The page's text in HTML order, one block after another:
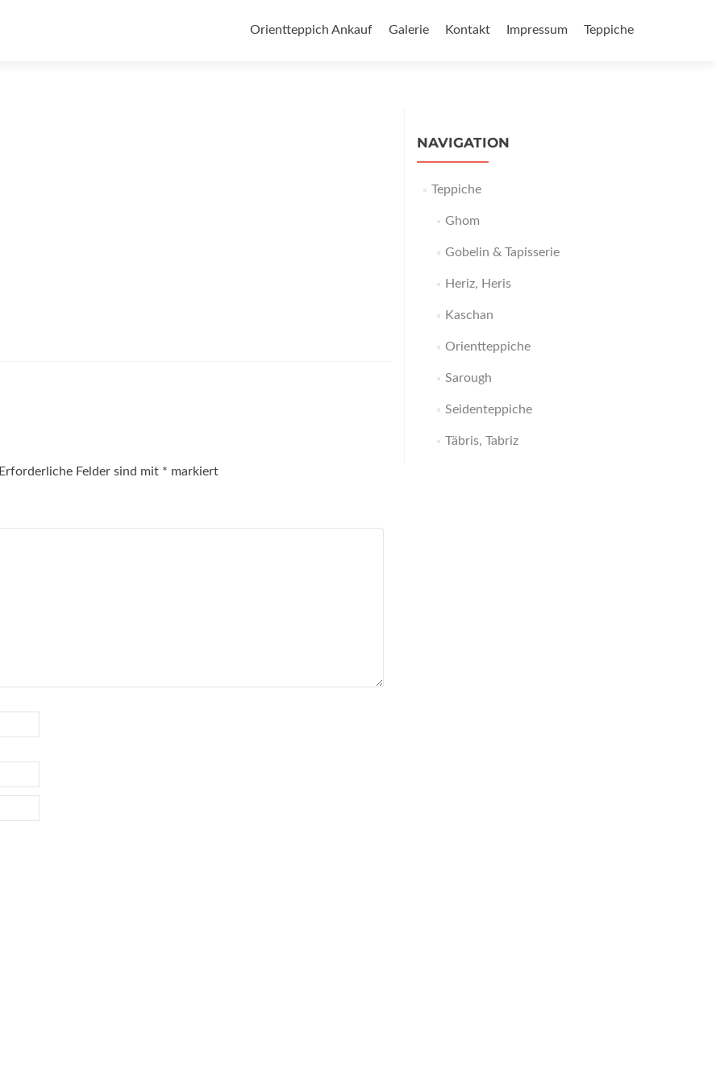
Inhalt
Orientteppich Ankauf Galerie Kontakt Impressum Teppiche
Erforderliche Felder sind mit * markiert
NAVIGATION
Teppiche
Ghom
Gobelin & Tapisserie
Heriz, Heris
Kaschan
Orientteppiche
Sarough
Seidenteppiche
Täbris, Tabriz